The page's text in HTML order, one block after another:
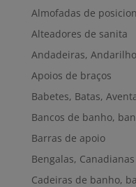
Almofadas de
Alteadores de sanita
Andadeiras,
Apoios de braços
Babetes, Batas,
Bancos de banho,
Barras de apoio
Bengalas,
Cadeiras de banho,